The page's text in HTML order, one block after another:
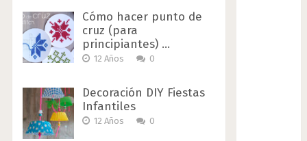
Cómo hacer punto de
cruz (para
principiantes) …
12 Años 0
Decoración DIY Fiestas
Infantiles
12 Años 0